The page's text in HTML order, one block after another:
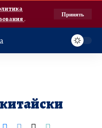
.
Принять